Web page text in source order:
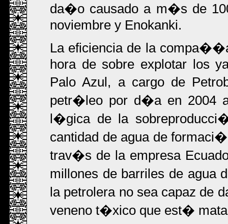
da�o causado a m�s de
noviembre y Enokanki.
La eficiencia de la
hora de sobre explotar los
Palo Azul, a cargo de
petr�leo por d�a en 2004
l�gica de la
cantidad de agua de
trav�s de la empresa
millones de barriles de agua
la petrolera no sea capaz de
veneno t�xico que est�